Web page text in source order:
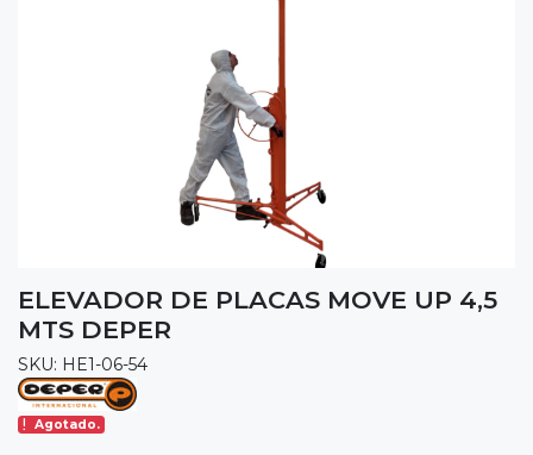
ELEVADOR DE PLACAS MOVE UP 4,5
MTS DEPER
SKU: HE1-06-54
Agotado.